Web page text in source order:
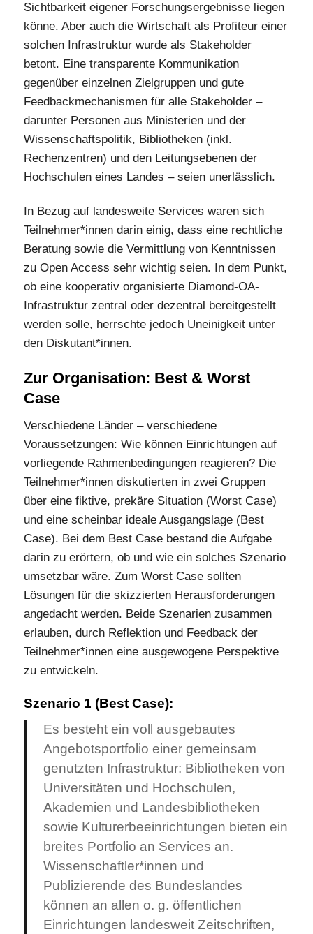
Sichtbarkeit eigener Forschungsergebnisse liegen
könne. Aber auch die Wirtschaft als Profiteur einer
solchen Infrastruktur wurde als Stakeholder
betont. Eine transparente Kommunikation
gegenüber einzelnen Zielgruppen und gute
Feedbackmechanismen für alle Stakeholder –
darunter Personen aus Ministerien und der
Wissenschaftspolitik, Bibliotheken (inkl.
Rechenzentren) und den Leitungsebenen der
Hochschulen eines Landes – seien unerlässlich.
In Bezug auf landesweite Services waren sich
Teilnehmer*innen darin einig, dass eine rechtliche
Beratung sowie die Vermittlung von Kenntnissen
zu Open Access sehr wichtig seien. In dem Punkt,
ob eine kooperativ organisierte Diamond-OA-
Infrastruktur zentral oder dezentral bereitgestellt
werden solle, herrschte jedoch Uneinigkeit unter
den Diskutant*innen.
Zur Organisation: Best & Worst
Case
Verschiedene Länder – verschiedene
Voraussetzungen: Wie können Einrichtungen auf
vorliegende Rahmenbedingungen reagieren? Die
Teilnehmer*innen diskutierten in zwei Gruppen
über eine fiktive, prekäre Situation (Worst Case)
und eine scheinbar ideale Ausgangslage (Best
Case). Bei dem Best Case bestand die Aufgabe
darin zu erörtern, ob und wie ein solches Szenario
umsetzbar wäre. Zum Worst Case sollten
Lösungen für die skizzierten Herausforderungen
angedacht werden. Beide Szenarien zusammen
erlauben, durch Reflektion und Feedback der
Teilnehmer*innen eine ausgewogene Perspektive
zu entwickeln.
Szenario 1 (Best Case):
Es besteht ein voll ausgebautes
Angebotsportfolio einer gemeinsam
genutzten Infrastruktur: Bibliotheken von
Universitäten und Hochschulen,
Akademien und Landesbibliotheken
sowie Kulturerbeeinrichtungen bieten ein
breites Portfolio an Services an.
Wissenschaftler*innen und
Publizierende des Bundeslandes
können an allen o. g. öffentlichen
Einrichtungen landesweit Zeitschriften,